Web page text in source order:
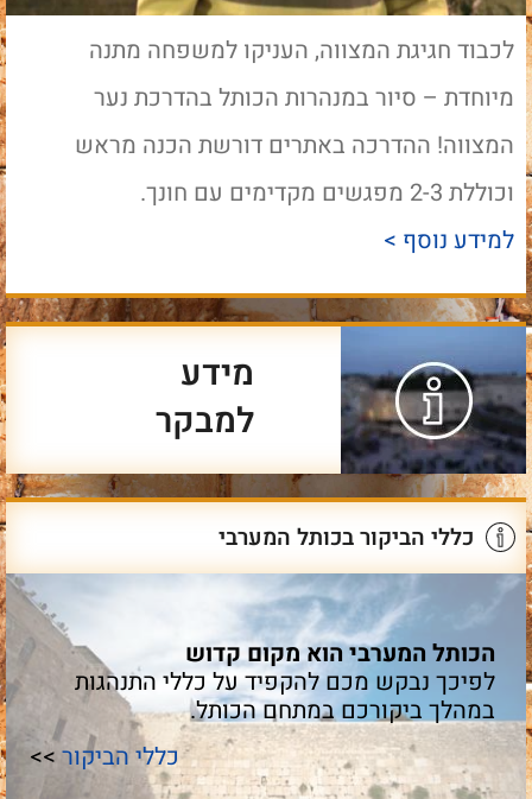
לכבוד חגיגת המצווה, העניקו למשפחה מתנה
מיוחדת – סיור במנהרות הכותל בהדרכת נער
המצווה! ההדרכה באתרים דורשת הכנה מראש
וכוללת 2-3 מפגשים מקדימים עם חונך.
למידע נוסף >
מידע
למבקר
כללי הביקור בכותל המערבי
הכותל המערבי הוא מקום קדוש
לפיכך נבקש מכם להקפיד על כללי התנהגות
במהלך ביקורכם במתחם הכותל.
כללי הביקור >>